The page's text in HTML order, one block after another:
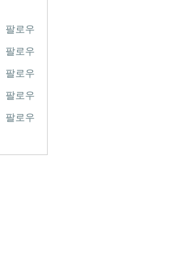
팔로우
팔로우
팔로우
팔로우
팔로우